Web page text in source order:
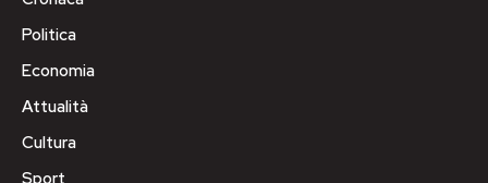
Politica
Economia
Attualità
Cultura
Sport